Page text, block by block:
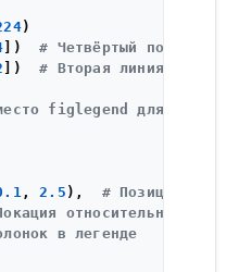
)
]) # Четвёртый подграфик
]) # Вторая линия на
figlegend для лучшего
, 2.5 ), # Позиция
относительно
в легенде